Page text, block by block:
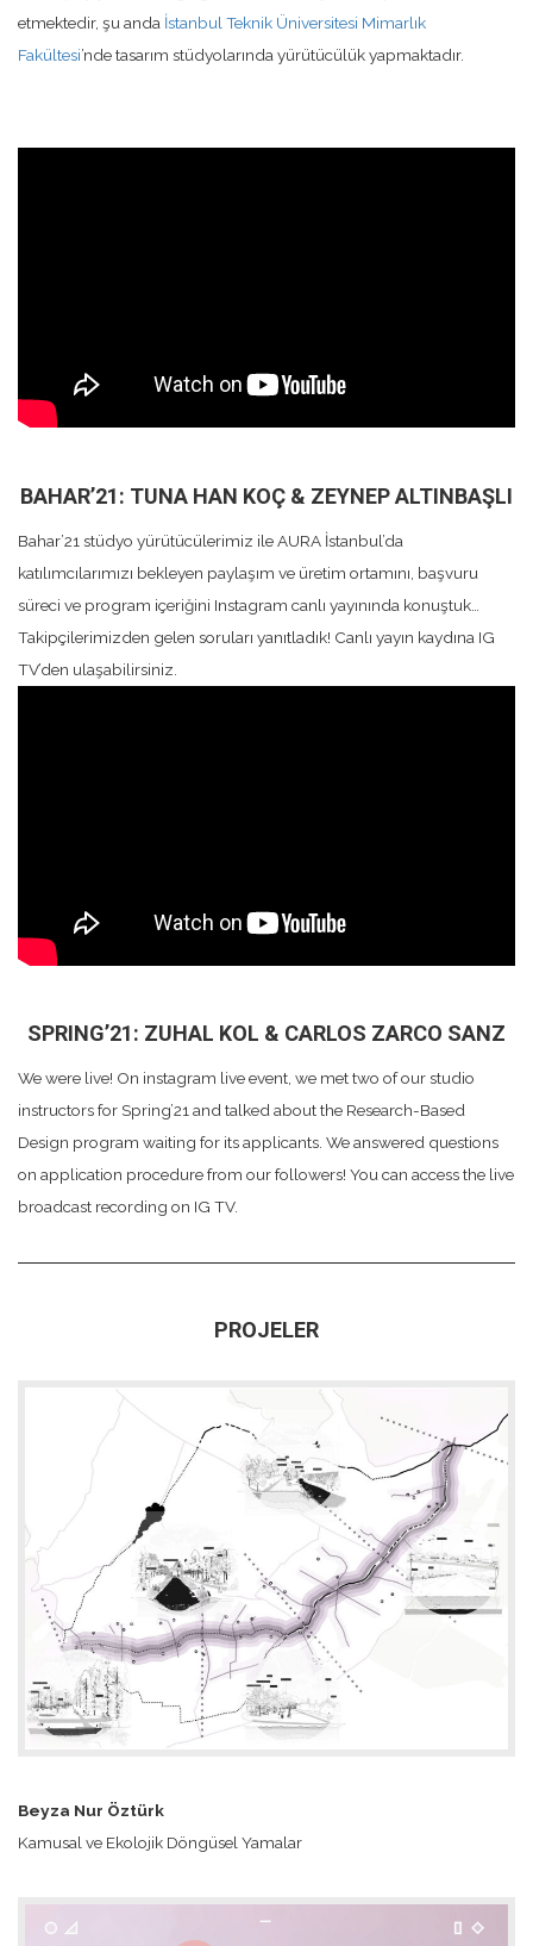
etmektedir, şu anda İstanbul Teknik Üniversitesi Mimarlık
Fakültesi’nde tasarım stüdyolarında yürütücülük yapmaktadır.
BAHAR’21: TUNA HAN KOÇ & ZEYNEP ALTINBAŞLI
Bahar’21 stüdyo yürütücülerimiz ile AURA İstanbul’da
katılımcılarımızı bekleyen paylaşım ve üretim ortamını, başvuru
süreci ve program içeriğini Instagram canlı yayınında konuştuk…
Takipçilerimizden gelen soruları yanıtladık! Canlı yayın kaydına IG
TV’den ulaşabilirsiniz.
SPRING’21: ZUHAL KOL & CARLOS ZARCO SANZ
We were live! On instagram live event, we met two of our studio
instructors for Spring’21 and talked about the Research-Based
Design program waiting for its applicants. We answered questions
on application procedure from our followers! You can access the live
broadcast recording on IG TV.
PROJELER
Beyza Nur Öztürk
Kamusal ve Ekolojik Döngüsel Yamalar